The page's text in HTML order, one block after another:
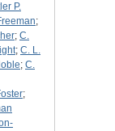
P.
;
; C.
; C. L.
; C.
;